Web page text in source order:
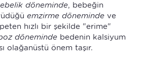
döneminde, bebeğin
emzirme döneminde ve
hızlı bir şekilde "erime"
döneminde bedenin kalsiyum
olağanüstü önem taşır.